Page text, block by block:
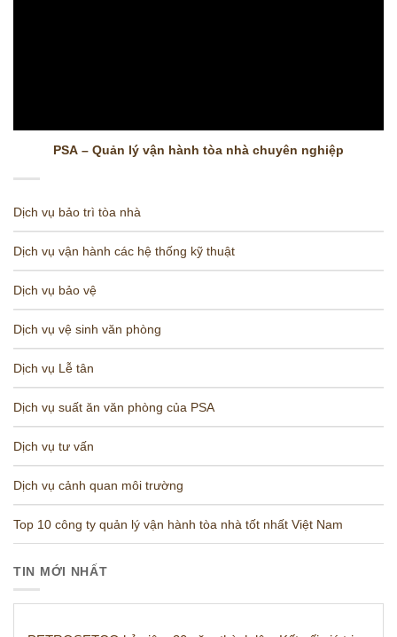
PSA – Quản lý vận hành tòa nhà chuyên nghiệp
Dịch vụ bảo trì tòa nhà
Dịch vụ vận hành các hệ thống kỹ thuật
Dịch vụ bảo vệ
Dịch vụ vệ sinh văn phòng
Dịch vụ Lễ tân
Dịch vụ suất ăn văn phòng của PSA
Dịch vụ tư vấn
Dịch vụ cảnh quan môi trường
Top 10 công ty quản lý vận hành tòa nhà tốt nhất Việt Nam
TIN MỚI NHẤT